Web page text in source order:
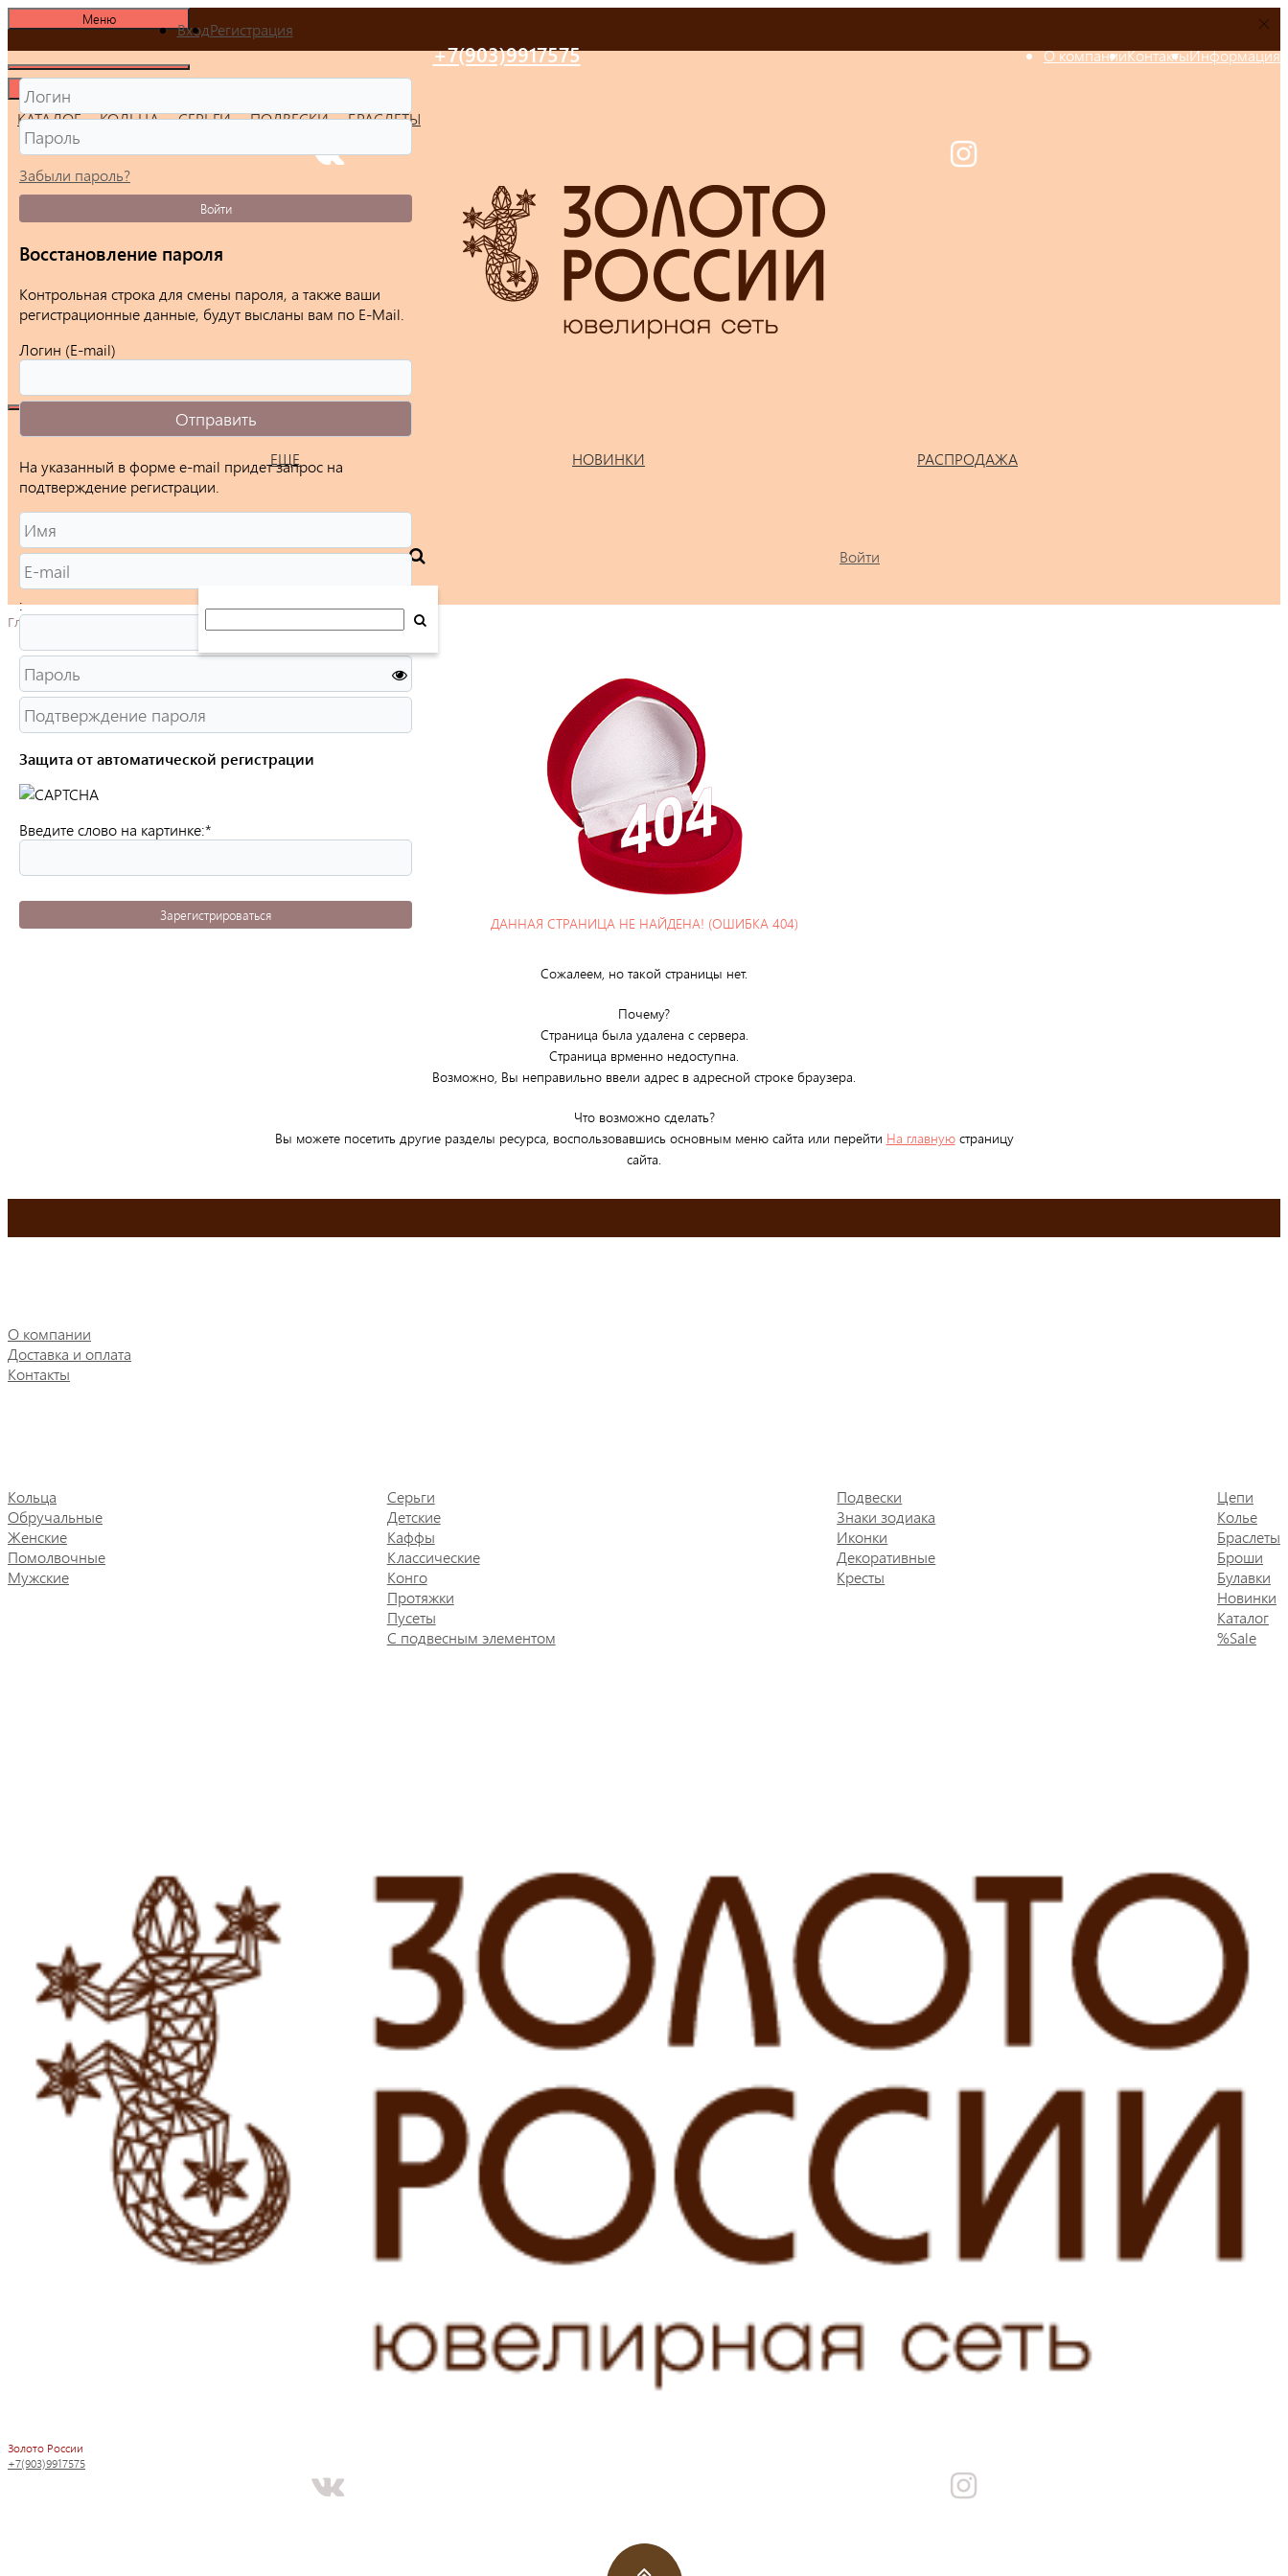
Меню
О компанииКонтактыИнформация
+7(903)9917575
КАТАЛОГ КОЛЬЦА СЕРЬГИ ПОДВЕСКИ БРАСЛЕТЫ
ЕЩЕ НОВИНКИ РАСПРОДАЖА
Войти
Главная
ДАННАЯ СТРАНИЦА НЕ НАЙДЕНА! (ОШИБКА 404)
Сожалеем, но такой страницы нет.
Почему?
Страница была удалена с сервера.
Страница врменно недоступна.
Возможно, Вы неправильно ввели адрес в адресной строке браузера.
Что возможно сделать?
Вы можете посетить другие разделы ресурса, воспользовавшись основным меню сайта или перейти На главнуюстраницу
сайта.
О компании
Доставка и оплата
Контакты
Кольца
Обручальные
Женские
Помолвочные
Мужские
Серьги
Детские
Каффы
Классические
Конго
Протяжки
Пусеты
С подвесным элементом
Подвески
Знаки зодиака
Иконки
Декоративные
Кресты
Цепи
Колье
Браслеты
Броши
Булавки
Новинки
Каталог
%Sale
Золото России
+7(903)9917575
ВходРегистрация
Забыли пароль?
Войти
Восстановление пароля
Контрольная строка для смены пароля, а также ваши
регистрационные данные, будут высланы вам по E-Mail.
Логин (E-mail)
На указанный в форме e-mail придет запрос на
подтверждение регистрации.
:
Защита от автоматической регистрации
Введите слово на картинке:*
Зарегистрироваться